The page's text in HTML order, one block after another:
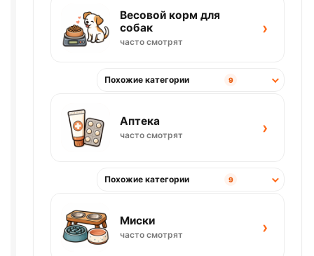
Весовой корм для
собак
часто смотрят
›
Похожие категории 9
Аптека
часто смотрят ›
Похожие категории 9
Миски
часто смотрят ›